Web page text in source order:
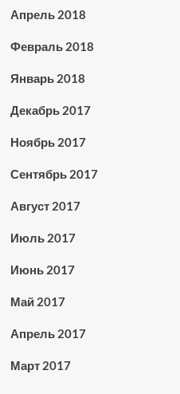
Апрель 2018
Февраль 2018
Январь 2018
Декабрь 2017
Ноябрь 2017
Сентябрь 2017
Август 2017
Июль 2017
Июнь 2017
Май 2017
Апрель 2017
Март 2017